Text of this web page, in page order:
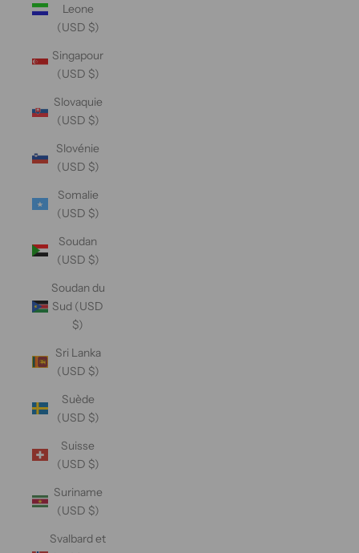
Leone
(USD $)
Singapour
(USD $)
Slovaquie
(USD $)
Slovénie
(USD $)
Somalie
(USD $)
Soudan
(USD $)
Soudan du
Sud (USD
$)
Sri Lanka
(USD $)
Suède
(USD $)
Suisse
(USD $)
Suriname
(USD $)
Svalbard et